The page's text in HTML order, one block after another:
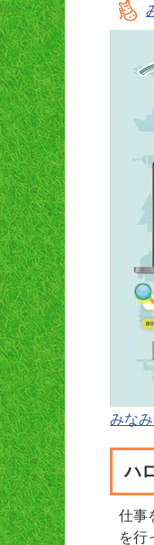
みな
ハ
仕事
を行